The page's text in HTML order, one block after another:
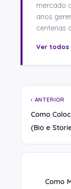
mercado
anos
centenas
Ver todos
‹ ANTERIOR
Como
(Bio e
Como